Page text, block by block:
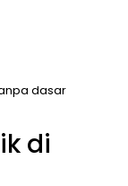
dasar
di